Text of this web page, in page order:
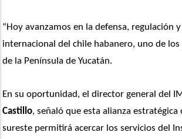
“Hoy avanzamos en la defensa, regulación
internacional del chile habanero, uno de
de la Península de Yucatán.
En su oportunidad, el director general del
Castillo, señaló que esta alianza estratégica
sureste permitirá acercar los servicios del